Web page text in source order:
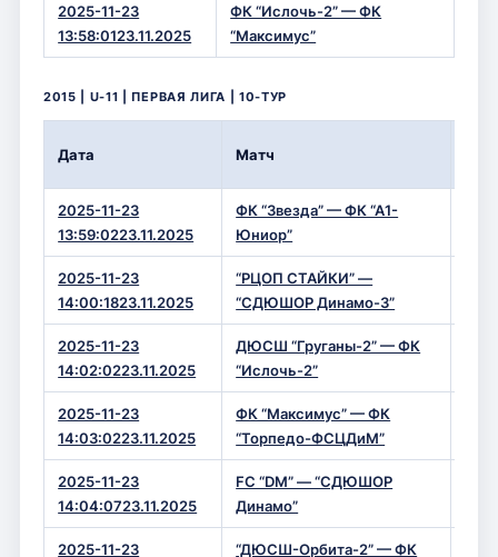
2025-11-23
13:58:0123.11.2025
ФК “Ислочь-2” — ФК
“Максимус”
2015 | U-11 | ПЕРВАЯ ЛИГА | 10-ТУР
Дата Матч
2025-11-23
13:59:0223.11.2025
ФК “Звезда” — ФК “А1-
Юниор”
2025-11-23
14:00:1823.11.2025
“РЦОП СТАЙКИ” —
“СДЮШОР Динамо-3”
2025-11-23
14:02:0223.11.2025
ДЮСШ “Груганы-2” — ФК
“Ислочь-2”
2025-11-23
14:03:0223.11.2025
ФК “Максимус” — ФК
“Торпедо-ФСЦДиМ”
2025-11-23
14:04:0723.11.2025
FC “DM” — “СДЮШОР
Динамо”
2025-11-23 “ДЮСШ-Орбита-2” — ФК